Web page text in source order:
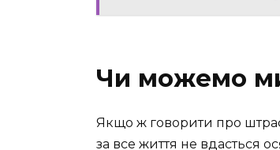
Чи можемо
Якщо ж говорити про
за все життя не вдасться